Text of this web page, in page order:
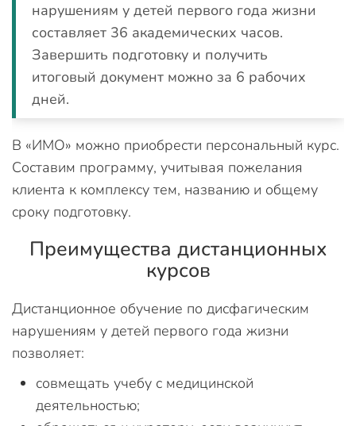
нарушениям у детей первого года жизни
составляет 36 академических часов.
Завершить подготовку и получить
итоговый документ можно за 6 рабочих
дней.
В «ИМО» можно приобрести персональный курс.
Составим программу, учитывая пожелания
клиента к комплексу тем, названию и общему
сроку подготовку.
Преимущества дистанционных
курсов
Дистанционное обучение по дисфагическим
нарушениям у детей первого года жизни
позволяет:
совмещать учебу с медицинской
деятельностью;